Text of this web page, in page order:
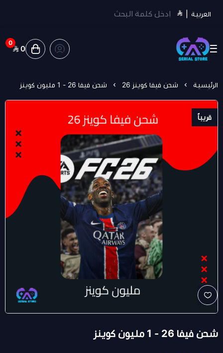
العربية
سيريل ستور | Serial Store
0
0
الرئيسية شحن فيفا كوينز 26 شحن فيفا 26 - 1 مليون كوينز
قريباً
شحن فيفا 26 - 1 مليون كوينز